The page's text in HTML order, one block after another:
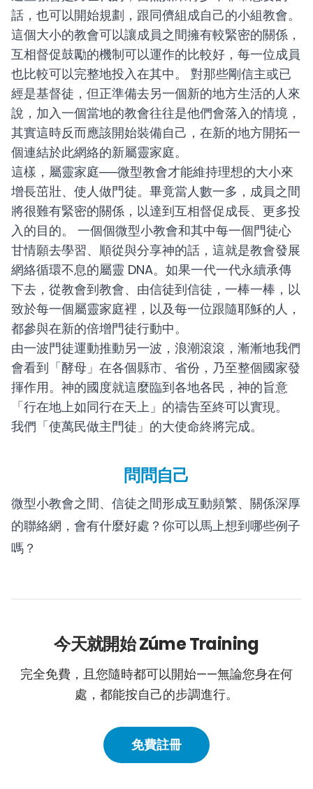
話，也可以開始規劃，跟同儕組成自己的小組教會。
這個大小的教會可以讓成員之間擁有較緊密的關係，
互相督促鼓勵的機制可以運作的比較好 ， 每一位成員
也比較可以完整地投入在其中。
對那些剛信主或已
經是基督徒，但正準備去另一個新的地方生活的人來
說，加入一個當地的教會往往是他們會落入的情境，
其實這時反而應該開始裝備自己，在新的地方開拓一
個連結於此網絡的新屬靈家庭。
這樣，屬靈家庭──微型教會才能維持理想的大小來
增長茁壯、使人做門徒。畢竟當人數一多，成員之間
將很難有緊密的關係，以達到互相督促成長、更多投
入的目的。
一個個微型小教會和其中每一個門徒心
甘情願去學習、順從與分享神的話，這就是教會發展
網絡循環不息的屬靈 DNA。如果一代一代永續承傳
下去，從教會到教會、由信徒到信徒，一棒一棒，以
致於每一個屬靈家庭裡，以及每一位跟隨耶穌的人，
都參與在新的倍增門徒行動中。
由一波門徒運動推動另一波，浪潮滾滾，漸漸地我們
會看到「酵母」在各個縣市、省份，乃至整個國家發
揮作用。神的國度就這麼臨到各地各民，神的旨意
「行在地上如同行在天上」的禱告至終可以實現。
我們「使萬民做主門徒」的大使命終將完成。
問問自己
微型小教會之間、信徒之間形成互動頻繁、關係深厚
的聯絡網，會有什麼好處？你可以馬上想到哪些例子
嗎？
今天就開始 Zúme Training
完全免費，且您隨時都可以開始——無論您身在何
處，都能按自己的步調進行。
免費註冊